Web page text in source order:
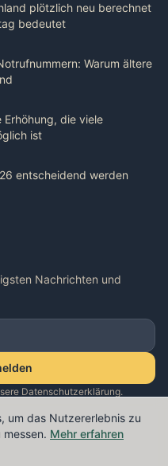
plötzlich neu berechnet
bedeutet
Warum ältere
die viele
ist
entscheidend werden
Nachrichten und
Datenschutzerklärung.
um das Nutzererlebnis zu
Mehr erfahren